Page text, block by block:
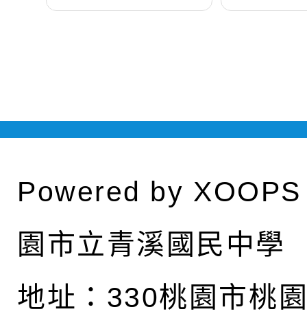
Powered by XOOPS
園市立青溪國民中學
地址： 330桃園市桃